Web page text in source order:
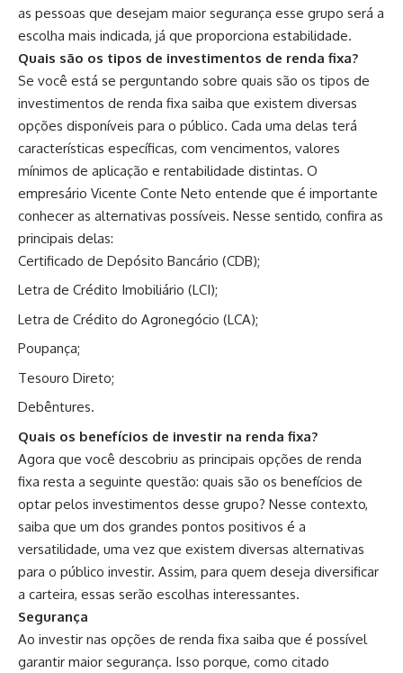
as pessoas que desejam maior segurança esse grupo será a
escolha mais indicada, já que proporciona estabilidade.
Quais são os tipos de investimentos de renda fixa?
Se você está se perguntando sobre quais são os tipos de
investimentos de renda fixa saiba que existem diversas
opções disponíveis para o público. Cada uma delas terá
características específicas, com vencimentos, valores
mínimos de aplicação e rentabilidade distintas. O
empresário Vicente Conte Neto entende que é importante
conhecer as alternativas possíveis. Nesse sentido, confira as
principais delas:
Certificado de Depósito Bancário (CDB);
Letra de Crédito Imobiliário (LCI);
Letra de Crédito do Agronegócio (LCA);
Poupança;
Tesouro Direto;
Debêntures.
Quais os benefícios de investir na renda fixa?
Agora que você descobriu as principais opções de renda
fixa resta a seguinte questão: quais são os benefícios de
optar pelos investimentos desse grupo? Nesse contexto,
saiba que um dos grandes pontos positivos é a
versatilidade, uma vez que existem diversas alternativas
para o público investir. Assim, para quem deseja diversificar
a carteira, essas serão escolhas interessantes.
Segurança
Ao investir nas opções de renda fixa saiba que é possível
garantir maior segurança. Isso porque, como citado